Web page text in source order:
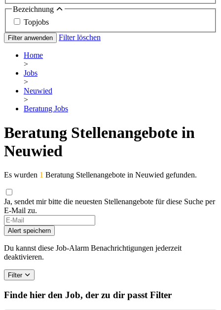
Bezeichnung
Topjobs
Filter anwenden Filter löschen
Home
>
Jobs
>
Neuwied
>
Beratung Jobs
Beratung Stellenangebote in
Neuwied
Es wurden 1 Beratung Stellenangebote in Neuwied gefunden.
Ja, sendet mir bitte die neuesten Stellenangebote für diese Suche per
E-Mail zu.
If
you
are
a
human,
this
field
Alert speichern
Du kannst diese Job-Alarm Benachrichtigungen jederzeit
deaktivieren.
Filter
Finde hier den Job, der zu dir passt Filter